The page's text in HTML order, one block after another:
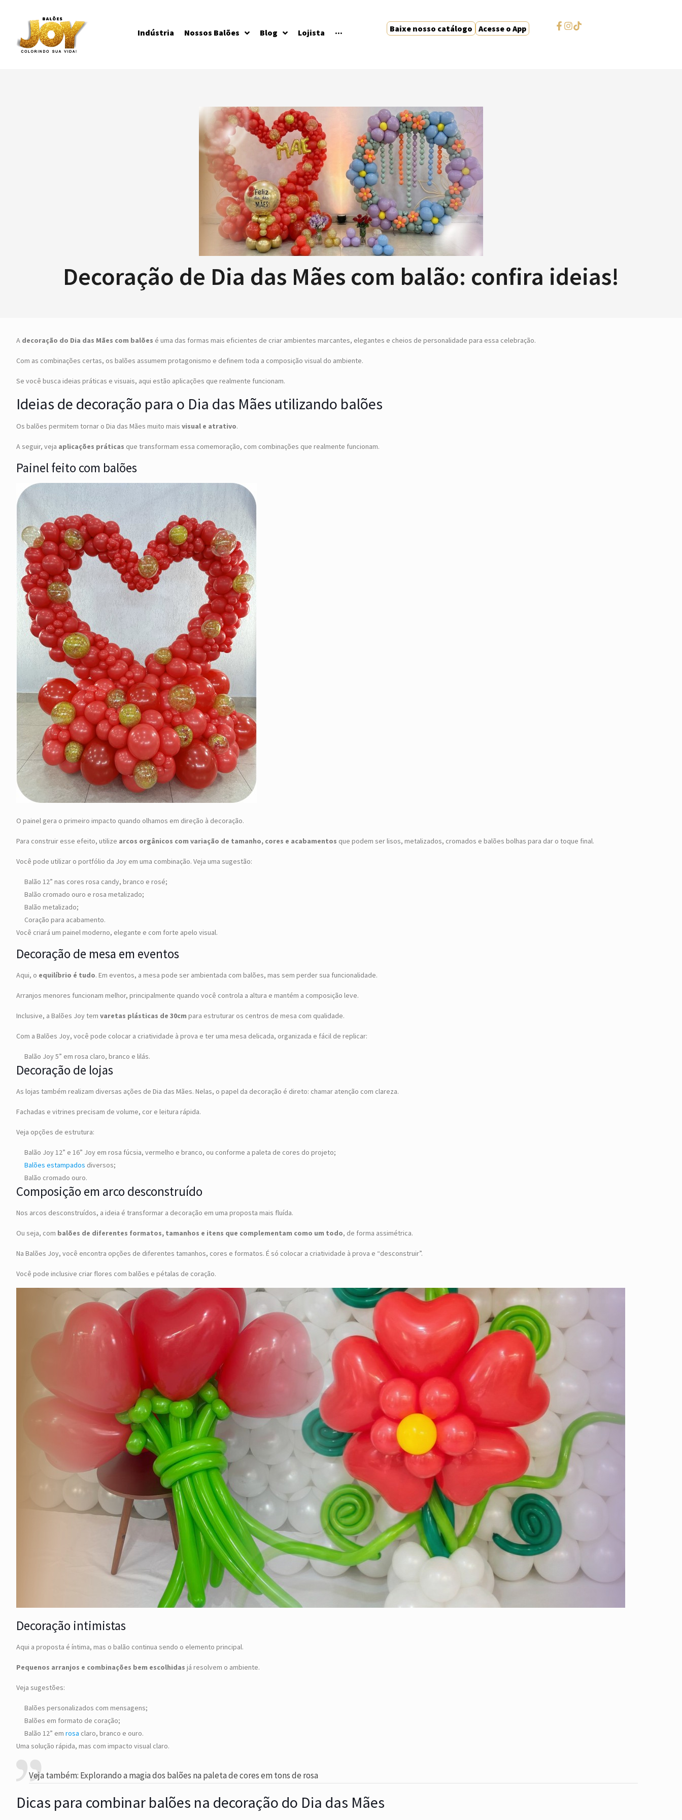
Indústria Nossos Balões Blog Lojista ··· Baixe nosso catálogo Acesse o App
Decoração de Dia das Mães com balão: confira ideias!
A decoração do Dia das Mães com balões é uma das formas mais eficientes de criar ambientes marcantes, elegantes e cheios de personalidade para essa celebração.
Com as combinações certas, os balões assumem protagonismo e definem toda a composição visual do ambiente.
Se você busca ideias práticas e visuais, aqui estão aplicações que realmente funcionam.
Ideias de decoração para o Dia das Mães utilizando balões
Os balões permitem tornar o Dia das Mães muito mais visual e atrativo.
A seguir, veja aplicações práticas que transformam essa comemoração, com combinações que realmente funcionam.
Painel feito com balões
O painel gera o primeiro impacto quando olhamos em direção à decoração.
Para construir esse efeito, utilize arcos orgânicos com variação de tamanho, cores e acabamentos que podem ser lisos, metalizados, cromados e balões bolhas para dar o toque final.
Você pode utilizar o portfólio da Joy em uma combinação. Veja uma sugestão:
Balão 12” nas cores rosa candy, branco e rosé;
Balão cromado ouro e rosa metalizado;
Balão metalizado;
Coração para acabamento.
Você criará um painel moderno, elegante e com forte apelo visual.
Decoração de mesa em eventos
Aqui, o equilíbrio é tudo. Em eventos, a mesa pode ser ambientada com balões, mas sem perder sua funcionalidade.
Arranjos menores funcionam melhor, principalmente quando você controla a altura e mantém a composição leve.
Inclusive, a Balões Joy tem varetas plásticas de 30cm para estruturar os centros de mesa com qualidade.
Com a Balões Joy, você pode colocar a criatividade à prova e ter uma mesa delicada, organizada e fácil de replicar:
Balão Joy 5” em rosa claro, branco e lilás.
Decoração de lojas
As lojas também realizam diversas ações de Dia das Mães. Nelas, o papel da decoração é direto: chamar atenção com clareza.
Fachadas e vitrines precisam de volume, cor e leitura rápida.
Veja opções de estrutura:
Balão Joy 12” e 16” Joy em rosa fúcsia, vermelho e branco, ou conforme a paleta de cores do projeto;
Balões estampados diversos;
Balão cromado ouro.
Composição em arco desconstruído
Nos arcos desconstruídos, a ideia é transformar a decoração em uma proposta mais fluída.
Ou seja, com balões de diferentes formatos, tamanhos e itens que complementam como um todo, de forma assimétrica.
Na Balões Joy, você encontra opções de diferentes tamanhos, cores e formatos. É só colocar a criatividade à prova e “desconstruir”.
Você pode inclusive criar flores com balões e pétalas de coração.
Decoração intimistas
Aqui a proposta é íntima, mas o balão continua sendo o elemento principal.
Pequenos arranjos e combinações bem escolhidas já resolvem o ambiente.
Veja sugestões:
Balões personalizados com mensagens;
Balões em formato de coração;
Balão 12” em rosa claro, branco e ouro.
Uma solução rápida, mas com impacto visual claro.
Veja também: Explorando a magia dos balões na paleta de cores em tons de rosa
Dicas para combinar balões na decoração do Dia das Mães